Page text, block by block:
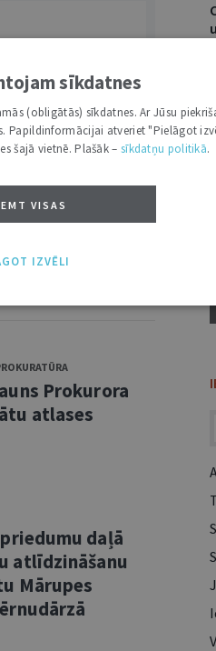
Prokurora
atlases
daļā
atlīdzināšanu
Mārupes
sīkdatnes
(obligātās) sīkdatnes. Ar Jūsu
atveriet "Pielāgot
šajā vietnē. Plašāk – sīkdatņu politikā.
VISAS
IZVĒLI